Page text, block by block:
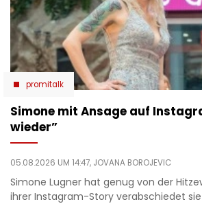
promitalk
Simone mit Ansage auf
wieder”
05.08.2026 UM 14:47, JOVANA BOROJEVIC
Simone Lugner hat genug von der
ihrer Instagram-Story verabschiedet